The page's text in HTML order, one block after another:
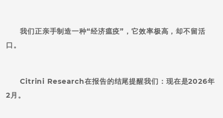
我们正亲手制造一种“经济瘟疫”，它效率极高，却不留活
口。
Citrini Research在报告的结尾提醒我们： 现在是2026年
2月。